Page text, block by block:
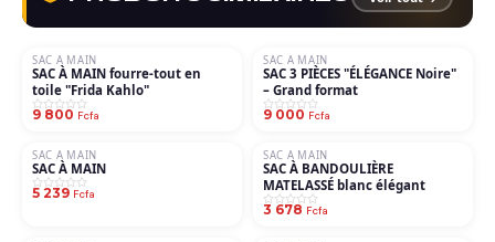
SAC A MAIN
SAC À MAIN fourre-tout en
toile "Frida Kahlo"
9 800 Fcfa
SAC A MAIN
SAC 3 PIÈCES "ÉLÉGANCE Noire"
– Grand format
9 000 Fcfa
SAC A MAIN
SAC À MAIN
5 239 Fcfa
SAC A MAIN
SAC À BANDOULIÈRE
MATELASSÉ blanc élégant
3 678 Fcfa